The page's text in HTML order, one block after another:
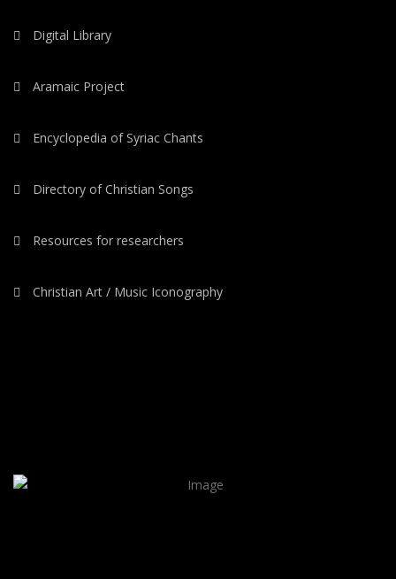
Digital Library
Aramaic Project
Encyclopedia of Syriac Chants
Directory of Christian Songs
Resources for researchers
Christian Art / Music Iconography